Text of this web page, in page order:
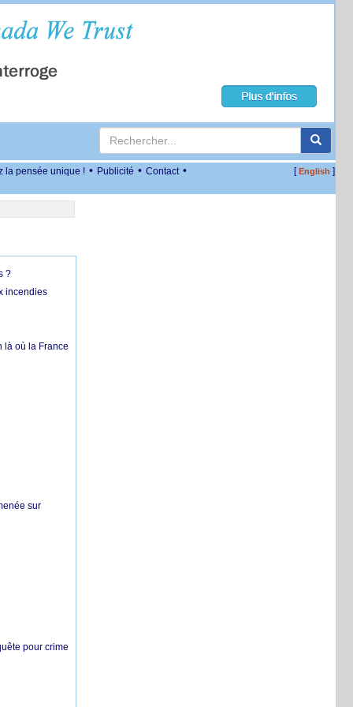
la pensée unique ! • Publicité • Contact • [English ]
?
incendies
là où la France
sur
pour crime